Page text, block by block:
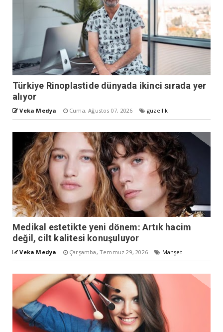
Türkiye Rinoplastide dünyada ikinci sırada yer
alıyor
Veka Medya Cuma, Ağustos 07, 2026 güzellik
Medikal estetikte yeni dönem: Artık hacim
değil, cilt kalitesi konuşuluyor
Veka Medya Çarşamba, Temmuz 29, 2026 Manşet